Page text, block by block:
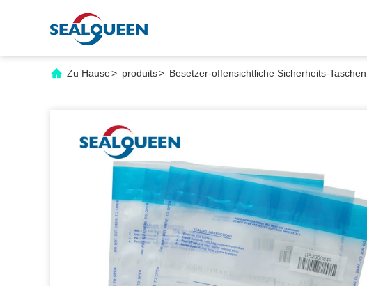
Zu Hause> produits> Besetzer-offensichtliche Sicherheits-Taschen